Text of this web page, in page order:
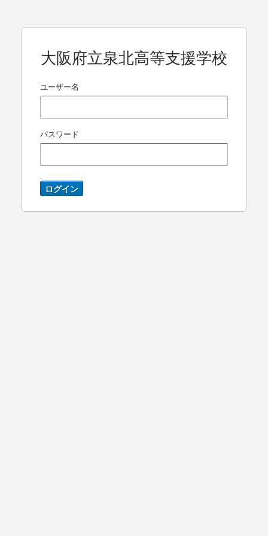
大阪府立泉北高等支援学校
ユーザー名
パスワード
ログイン